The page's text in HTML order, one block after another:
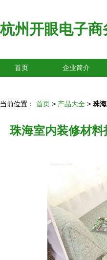
杭州开眼电子商
首页 企业简介
当前位置： 首页 > 产品大全 > 珠
珠海室内装修材